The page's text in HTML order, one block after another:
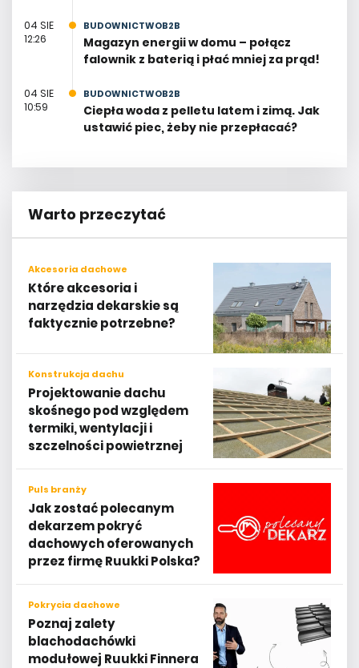
04 SIE
12:26
BUDOWNICTWOB2B
Magazyn energii w domu – połącz
falownik z baterią i płać mniej za prąd!
04 SIE
10:59
BUDOWNICTWOB2B
Ciepła woda z pelletu latem i zimą. Jak
ustawić piec, żeby nie przepłacać?
Warto przeczytać
Akcesoria dachowe
Które akcesoria i
narzędzia dekarskie są
faktycznie potrzebne?
Konstrukcja dachu
Projektowanie dachu
skośnego pod względem
termiki, wentylacji i
szczelności powietrznej
Puls branży
Jak zostać polecanym
dekarzem pokryć
dachowych oferowanych
przez firmę Ruukki Polska?
Pokrycia dachowe
Poznaj zalety
blachodachówki
modułowej Ruukki Finnera